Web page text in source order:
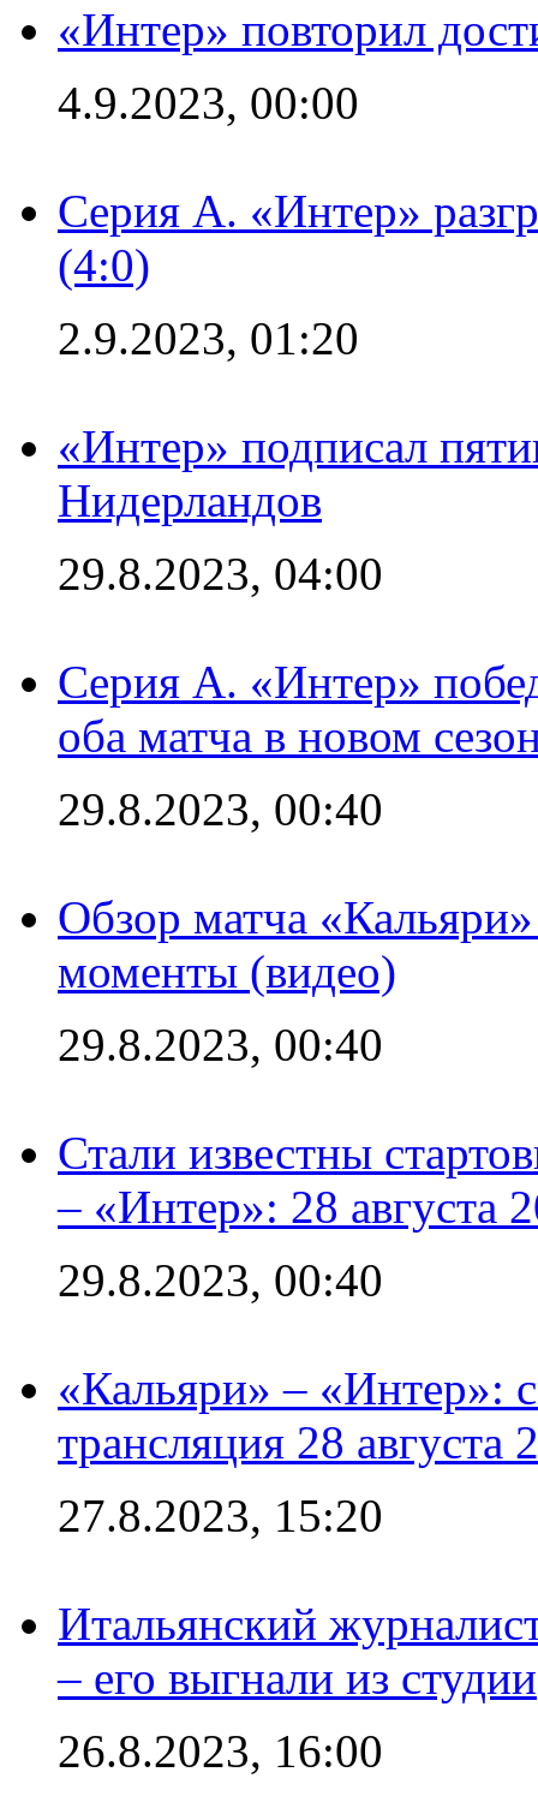
«Интер» повторил
4.9.2023, 00:00
Серия А. «Интер»
(4:0)
2.9.2023, 01:20
«Интер» подписал
Нидерландов
29.8.2023, 04:00
Серия А. «Интер»
оба матча в новом
29.8.2023, 00:40
Обзор матча
моменты (видео)
29.8.2023, 00:40
Стали известны
– «Интер»: 28 августа
29.8.2023, 00:40
«Кальяри» – «Интер»:
трансляция 28 августа
27.8.2023, 15:20
Итальянский
– его выгнали из студии
26.8.2023, 16:00